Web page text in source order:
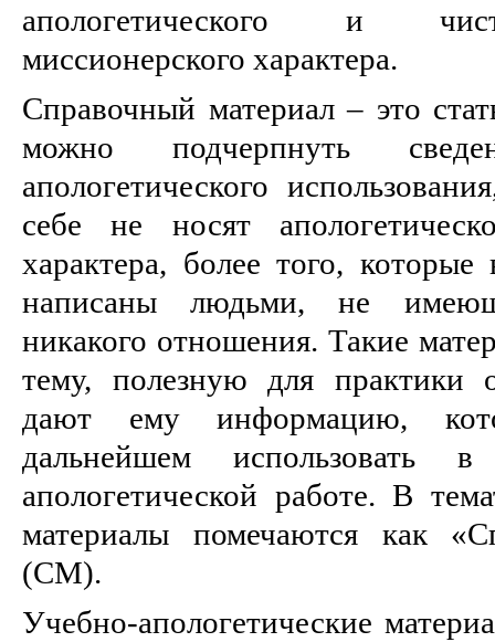
апологетического и
миссионерского характера.
Справочный материал – это
можно подчерпнуть
апологетического
себе не носят
характера, более того,
написаны людьми, не
никакого отношения. Такие
тему, полезную для практики
дают ему информацию,
дальнейшем использовать
апологетической работе. В
материалы помечаются как
(СМ).
Учебно-апологетические